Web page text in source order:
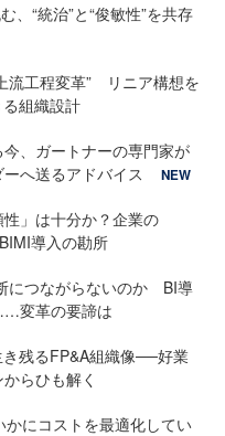
、“統治”と“俊敏性”を共存
流工程変革” リニア構想を
組織設計
、ガートナーの専門家が
へ送るアドバイス
NEW
」は十分か？企業の
導入の勘所
につながらないのか BI導
変革の要諦は
き残るFP&A組織像──好業
らひも解く
にコストを最適化してい